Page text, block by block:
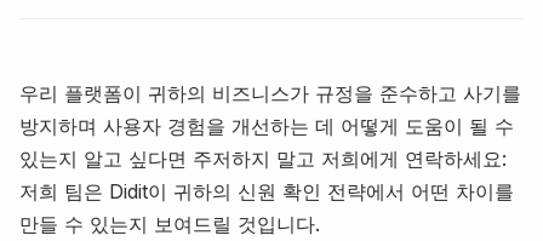
우리 플랫폼이 귀하의 비즈니스가 규정을 준수하고 사기를
방지하며 사용자 경험을 개선하는 데 어떻게 도움이 될 수
있는지 알고 싶다면 주저하지 말고 저희에게 연락하세요:
저희 팀은 Didit이 귀하의 신원 확인 전략에서 어떤 차이를
만들 수 있는지 보여드릴 것입니다.